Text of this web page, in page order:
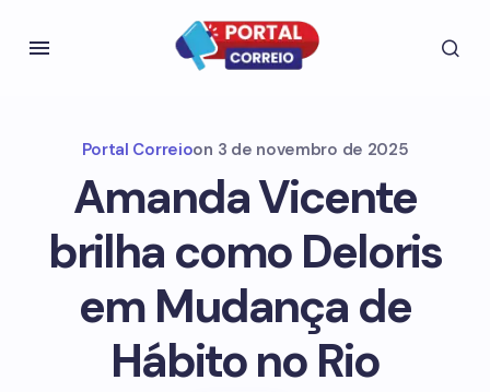
Portal Correioon 3 de novembro de 2025
Amanda Vicente
brilha como Deloris
em Mudança de
Hábito no Rio